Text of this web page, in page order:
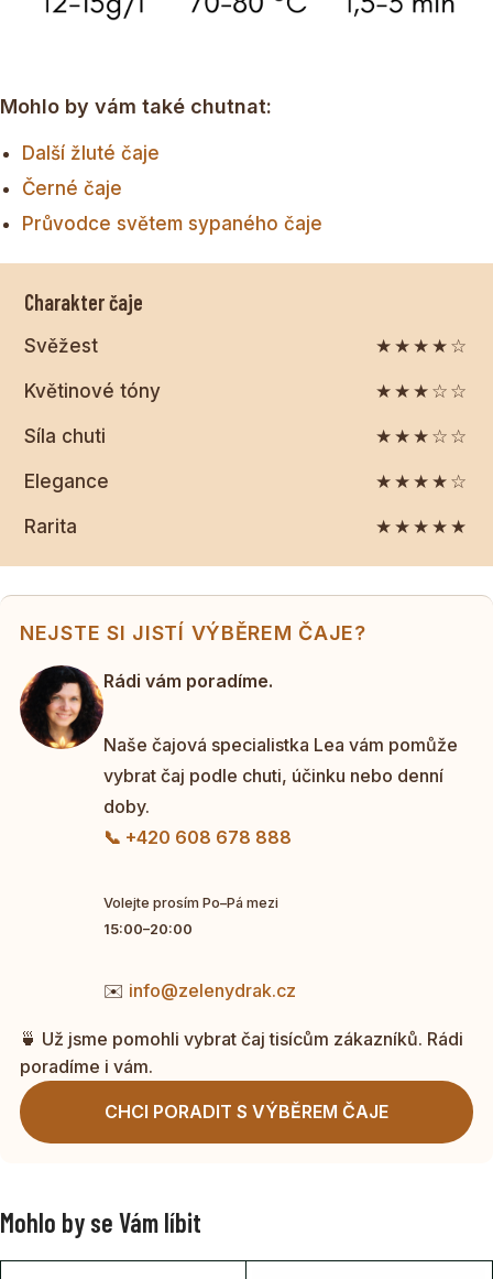
Mohlo by vám také chutnat:
Další žluté čaje
Černé čaje
Průvodce světem sypaného čaje
Charakter čaje
Svěžest ★★★★☆
Květinové tóny ★★★☆☆
Síla chuti ★★★☆☆
Elegance ★★★★☆
Rarita ★★★★★
NEJSTE SI JISTÍ VÝBĚREM ČAJE?
Rádi vám poradíme.
Naše čajová specialistka Lea vám pomůže
vybrat čaj podle chuti, účinku nebo denní
doby.
📞 +420 608 678 888
Volejte prosím Po–Pá mezi
15:00–20:00
✉️ info@zelenydrak.cz
🍵 Už jsme pomohli vybrat čaj tisícům zákazníků. Rádi
poradíme i vám.
CHCI PORADIT S VÝBĚREM ČAJE
Mohlo by se Vám líbit